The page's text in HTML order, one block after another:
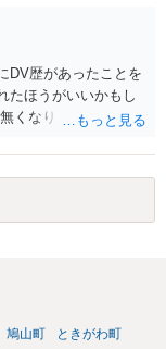
DV歴があったことを
たほうがいいかもし
くなりますので、ご
ますので、一度弁護
致します。
鳩山町
ときがわ町